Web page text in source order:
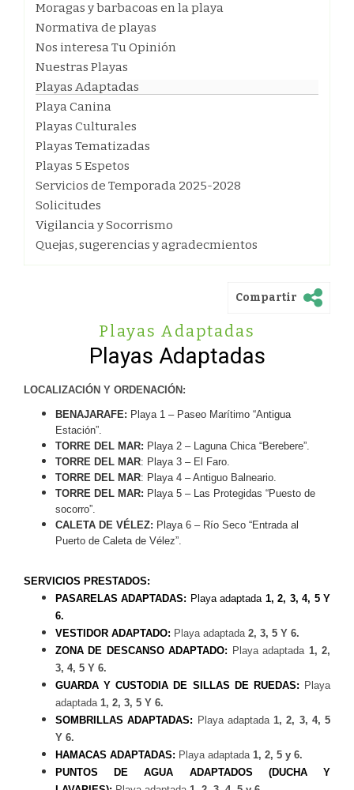
Moragas y barbacoas en la playa
Normativa de playas
Nos interesa Tu Opinión
Nuestras Playas
Playas Adaptadas
Playa Canina
Playas Culturales
Playas Tematizadas
Playas 5 Espetos
Servicios de Temporada 2025-2028
Solicitudes
Vigilancia y Socorrismo
Quejas, sugerencias y agradecmientos
Compartir
Playas Adaptadas
Playas Adaptadas
LOCALIZACIÓN Y ORDENACIÓN:
BENAJARAFE: Playa 1 – Paseo Marítimo “Antigua
Estación”.
TORRE DEL MAR: Playa 2 – Laguna Chica “Berebere”.
TORRE DEL MAR: Playa 3 – El Faro.
TORRE DEL MAR: Playa 4 – Antiguo Balneario.
TORRE DEL MAR: Playa 5 – Las Protegidas “Puesto de
socorro”.
CALETA DE VÉLEZ: Playa 6 – Río Seco “Entrada al
Puerto de Caleta de Vélez”.
SERVICIOS PRESTADOS:
PASARELAS ADAPTADAS: Playa adaptada1, 2, 3, 4, 5 Y
6.
VESTIDOR ADAPTADO: Playa adaptada2, 3, 5 Y 6.
ZONA DE DESCANSO ADAPTADO: Playa adaptada1, 2,
3, 4, 5 Y 6.
GUARDA Y CUSTODIA DE SILLAS DE RUEDAS: Playa
adaptada1, 2, 3, 5 Y 6.
SOMBRILLAS ADAPTADAS: Playa adaptada1, 2, 3, 4, 5
Y 6.
HAMACAS ADAPTADAS: Playa adaptada1, 2, 5 y 6.
PUNTOS DE AGUA ADAPTADOS (DUCHA Y